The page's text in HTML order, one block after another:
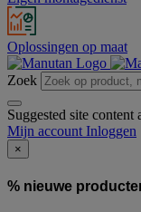
Oplossingen op maat
Zoek
Suggested site content
Mijn account Inloggen
×
% nieuwe